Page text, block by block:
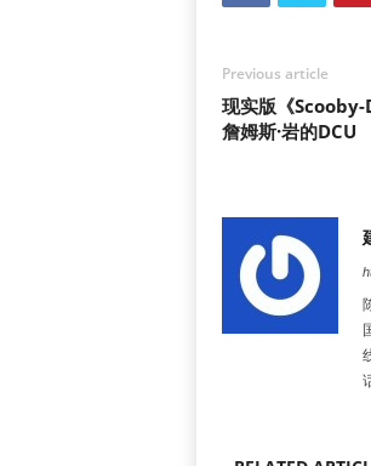
Previous article
现实版《Scooby-
詹姆斯·岩的DCU